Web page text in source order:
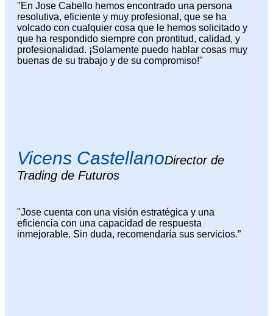
"En Jose Cabello hemos encontrado una persona
resolutiva, eficiente y muy profesional, que se ha
volcado con cualquier cosa que le hemos solicitado y
que ha respondido siempre con prontitud, calidad, y
profesionalidad. ¡Solamente puedo hablar cosas muy
buenas de su trabajo y de su compromiso!"
Vicens CastellanoDirector de
Trading de Futuros
"Jose cuenta con una visión estratégica y una
eficiencia con una capacidad de respuesta
inmejorable. Sin duda, recomendaría sus servicios.”